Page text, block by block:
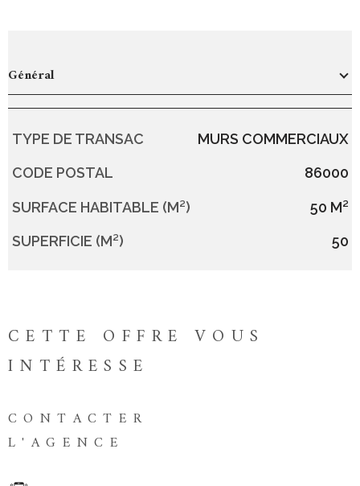
Général
Caractérisque Valeurs
TYPE DE TRANSAC MURS COMMERCIAUX
CODE POSTAL 86000
SURFACE HABITABLE (M²) 50 M²
SUPERFICIE (M²) 50
CETTE OFFRE VOUS
INTÉRESSE
CONTACTER
L'AGENCE